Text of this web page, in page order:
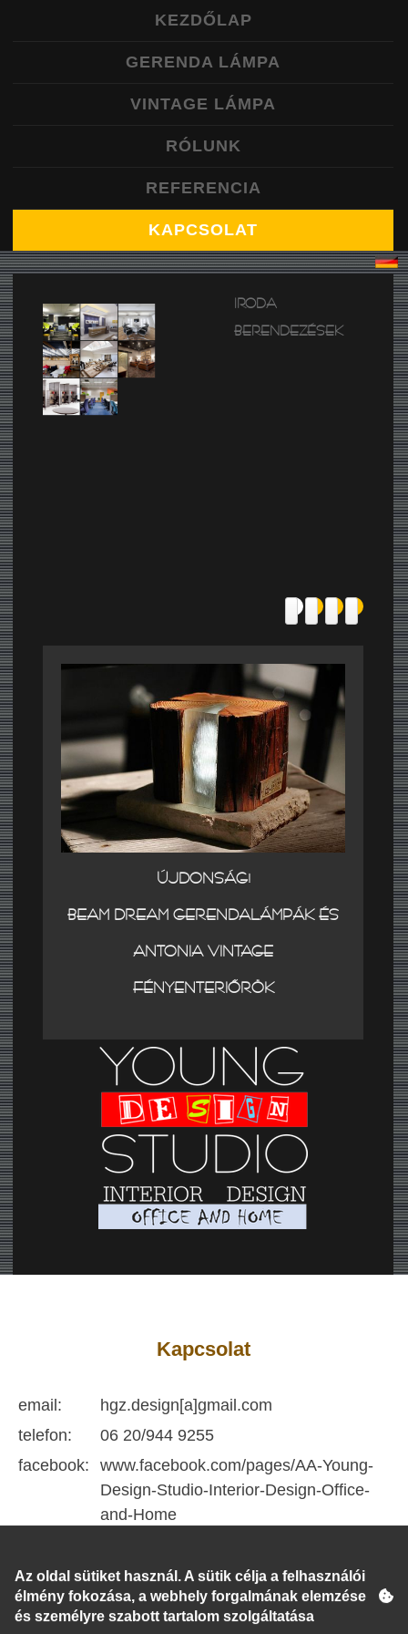
KEZDŐLAP
GERENDA LÁMPA
VINTAGE LÁMPA
RÓLUNK
REFERENCIA
KAPCSOLAT
IRODA
BERENDEZÉSEK
ÚJDONSÁG!
BEAM DREAM GERENDALÁMPÁK ÉS
ANTONIA VINTAGE
FÉNYENTERIŐRÖK
Kapcsolat
email:
hgz.design[a]gmail.com
telefon:
06 20/944 9255
facebook:
www.facebook.com/pages/AA-Young-
Design-Studio-Interior-Design-Office-
and-Home
Az oldal sütiket használ. A sütik célja a felhasználói
élmény fokozása, a webhely forgalmának elemzése
és személyre szabott tartalom szolgáltatása